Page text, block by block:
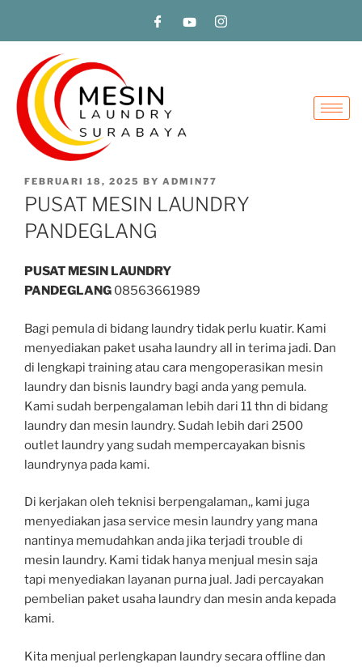
FEBRUARI 18, 2025 BY ADMIN77
PUSAT MESIN LAUNDRY
PANDEGLANG
PUSAT MESIN LAUNDRY
PANDEGLANG 08563661989
Bagi pemula di bidang laundry tidak perlu kuatir. Kami
menyediakan paket usaha laundry all in terima jadi. Dan
di lengkapi training atau cara mengoperasikan mesin
laundry dan bisnis laundry bagi anda yang pemula.
Kami sudah berpengalaman lebih dari 11 thn di bidang
laundry dan mesin laundry. Sudah lebih dari 2500
outlet laundry yang sudah mempercayakan bisnis
laundrynya pada kami.
Di kerjakan oleh teknisi berpengalaman,, kami juga
menyediakan jasa service mesin laundry yang mana
nantinya memudahkan anda jika terjadi trouble di
mesin laundry. Kami tidak hanya menjual mesin saja
tapi menyediakan layanan purna jual. Jadi percayakan
pembelian paket usaha laundry dan mesin anda kepada
kami.
Kita menjual perlengkapan laundry secara offline dan